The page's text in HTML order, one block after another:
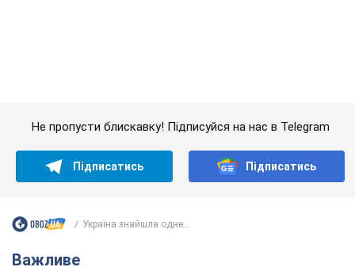
Банки "готуються" до нового курсу долара: